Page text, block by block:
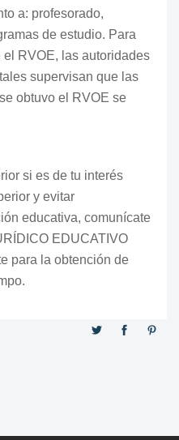
a: profesorado,
de estudio. Para
RVOE, las autoridades
supervisan que las
obtuvo el RVOE se
si es de tu interés
y evitar
educativa, comunícate
EDUCATIVO
para la obtención de